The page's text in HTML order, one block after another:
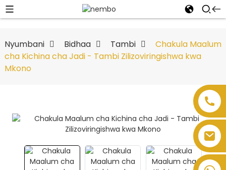
Nyumbani Bidhaa Tambi
Chakula Maalum
cha Kichina cha Jadi - Tambi Zilizoviringishwa kwa
Mkono